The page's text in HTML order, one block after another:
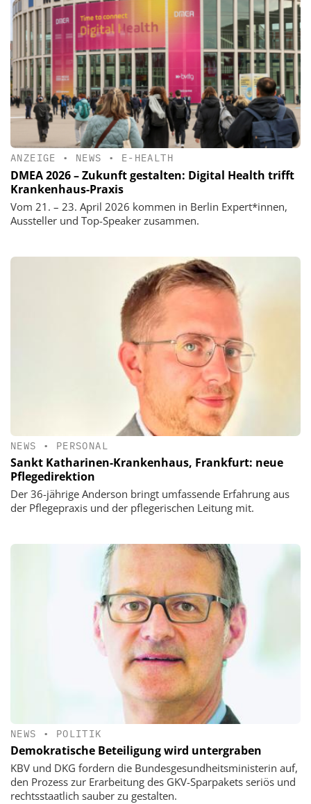
ANZEIGE • NEWS • E-HEALTH
DMEA 2026 – Zukunft gestalten: Digital Health trifft
Krankenhaus-Praxis
Vom 21. – 23. April 2026 kommen in Berlin Expert*innen,
Aussteller und Top-Speaker zusammen.
NEWS • PERSONAL
Sankt Katharinen-Krankenhaus, Frankfurt: neue
Pflegedirektion
Der 36-jährige Anderson bringt umfassende Erfahrung aus
der Pflegepraxis und der pflegerischen Leitung mit.
NEWS • POLITIK
Demokratische Beteiligung wird untergraben
KBV und DKG fordern die Bundesgesundheitsministerin auf,
den Prozess zur Erarbeitung des GKV-Sparpakets seriös und
rechtsstaatlich sauber zu gestalten.